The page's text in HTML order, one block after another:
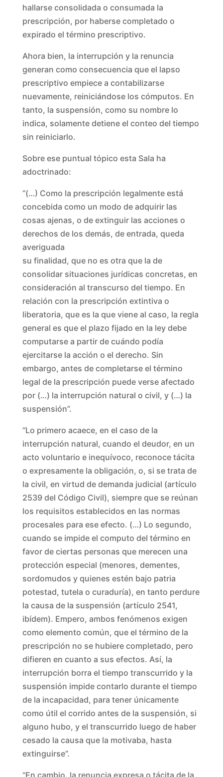
hallarse consolidada o consumada la
prescripción, por haberse completado o
expirado el término prescriptivo.
Ahora bien, la interrupción y la renuncia
generan como consecuencia que el lapso
prescriptivo empiece a contabilizarse
nuevamente, reiniciándose los cómputos. En
tanto, la suspensión, como su nombre lo
indica, solamente detiene el conteo del tiempo
sin reiniciarlo.
Sobre ese puntual tópico esta Sala ha
adoctrinado:
“(…) Como la prescripción legalmente está
concebida como un modo de adquirir las
cosas ajenas, o de extinguir las acciones o
derechos de los demás, de entrada, queda
averiguada
su finalidad, que no es otra que la de
consolidar situaciones jurídicas concretas, en
consideración al transcurso del tiempo. En
relación con la prescripción extintiva o
liberatoria, que es la que viene al caso, la regla
general es que el plazo fijado en la ley debe
computarse a partir de cuándo podía
ejercitarse la acción o el derecho. Sin
embargo, antes de completarse el término
legal de la prescripción puede verse afectado
por (…) la interrupción natural o civil, y (…) la
suspensión”.
“Lo primero acaece, en el caso de la
interrupción natural, cuando el deudor, en un
acto voluntario e inequívoco, reconoce tácita
o expresamente la obligación, o, si se trata de
la civil, en virtud de demanda judicial (artículo
2539 del Código Civil), siempre que se reúnan
los requisitos establecidos en las normas
procesales para ese efecto. (…) Lo segundo,
cuando se impide el computo del término en
favor de ciertas personas que merecen una
protección especial (menores, dementes,
sordomudos y quienes estén bajo patria
potestad, tutela o curaduría), en tanto perdure
la causa de la suspensión (artículo 2541,
ibídem). Empero, ambos fenómenos exigen
como elemento común, que el término de la
prescripción no se hubiere completado, pero
difieren en cuanto a sus efectos. Así, la
interrupción borra el tiempo transcurrido y la
suspensión impide contarlo durante el tiempo
de la incapacidad, para tener únicamente
como útil el corrido antes de la suspensión, si
alguno hubo, y el transcurrido luego de haber
cesado la causa que la motivaba, hasta
extinguirse”.
“En cambio, la renuncia expresa o tácita de la